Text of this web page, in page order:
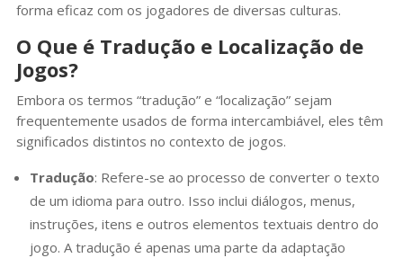
forma eficaz com os jogadores de diversas culturas.
O Que é Tradução e Localização de
Jogos?
Embora os termos “tradução” e “localização” sejam
frequentemente usados de forma intercambiável, eles têm
significados distintos no contexto de jogos.
Tradução: Refere-se ao processo de converter o texto
de um idioma para outro. Isso inclui diálogos, menus,
instruções, itens e outros elementos textuais dentro do
jogo. A tradução é apenas uma parte da adaptação